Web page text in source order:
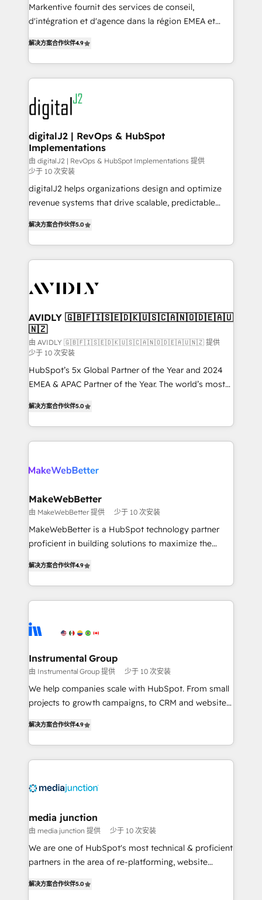
you don't know' recommendations to maximize
conversions! OTF is an Elite Partner (top 1% of
Partner of the Year 💥 Trusted by 2,500+ companies
to help them scale and close more business, by
using HubSpot (the right way). ⭐️ Here's more info:
learn more!
Markentive fournit des services de conseil,
d'intégration et d'agence dans la région EMEA et
marketing automation, Growth, Revops, CRM et
webdesign. Markentive is both a consulting firm, a
digital agency and an integrator. With over 115
experts in marketing automation, growth, revops,
CRM and webdesign (We focus on EMEA - USA
customers).
解决方案合作伙伴4.9
digitalJ2 | RevOps & HubSpot
Implementations
由 digitalJ2 | RevOps & HubSpot Implementations 提供
少于 10 次安装
digitalJ2 helps organizations design and optimize
revenue systems that drive scalable, predictable
Partner, we specialize in both strategic RevOps
planning and hands-on technical execution - building
the operational foundation companies need to
Healthcare - Financial Services - Managed IT (MSP) -
we help: ✔️ Full HubSpot implementations and portal
optimization ✔️ Data migrations, CRM architecture,
and reporting foundations ✔️ Custom integrations
and workflow automation ✔️ User adoption
programs, training, and enablement Through project-
based engagements and ongoing RevOps
improvements at the right time so operations
evolve strategically and sustainably as the business
解决方案合作伙伴5.0
AVIDLY 🇬🇧🇫🇮🇸🇪🇩🇰🇺🇸🇨🇦🇳🇴🇩🇪🇦🇺
🇳🇿
由 AVIDLY 🇬🇧🇫🇮🇸🇪🇩🇰🇺🇸🇨🇦🇳🇴🇩🇪🇦🇺🇳🇿 提供
少于 10 次安装
HubSpot’s 5x Global Partner of the Year and 2024
EMEA & APAC Partner of the Year. The world’s most
Partner. 🚀 With 2,750+ HubSpot projects delivered
and 370+ specialists across EMEA, APAC and NAM,
we de-risk complex CRM programmes and
multi-region migrations to AI-powered automation,
scale. 🏆 HubSpot’s CEO called us “the partner of the
future.” Others agree it is proof of trust built through
measurable impact.
解决方案合作伙伴5.0
MakeWebBetter
由 MakeWebBetter 提供 少于 10 次安装
MakeWebBetter is a HubSpot technology partner
proficient in building solutions to maximize the
growing tech-enabler & facilitator, MakeWebBetter,
hands you the blend of HubSpot expertise &
eminent solutions & integrations. Trust us to
Elite Partners with 10+ years of HubSpot experience
Premier Partner 2023 🌟5 HubSpot Accreditations 🌟
Won HubSpot Theme Challenge 2021 🌟INBOUND’19
HubSpot Rising Star Why us? Harnessing the full
potential of the powerful HubSpot CRM. ✔️A team of
HubSpot experience ✔️Flexible pricing models —
Hourly-fee (assigned one Dedicated HubSpot
requirement). ✔️Helped over 25,000+ customers so
解决方案合作伙伴4.9
Instrumental Group
由 Instrumental Group 提供 少于 10 次安装
We help companies scale with HubSpot. From small
projects to growth campaigns, to CRM and websites.
HubSpot and willing to work hand-in-hand with your
team to simplify the complex and build a better
experience for your team and customers.
解决方案合作伙伴4.9
media junction
由 media junction 提供 少于 10 次安装
We are one of HubSpot's most technical & proficient
partners in the area of re-platforming, website
implementations for mid-market & enterprise
解决方案合作伙伴5.0